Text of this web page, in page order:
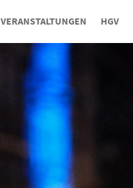
VERANSTALTUNGEN HGV